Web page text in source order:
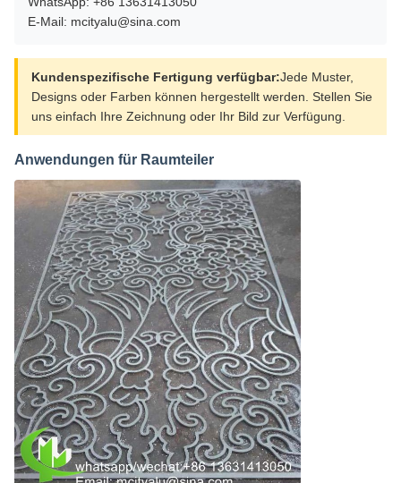
E-Mail: mcityalu@sina.com
Kundenspezifische Fertigung verfügbar:Jede Muster,
Designs oder Farben können hergestellt werden. Stellen Sie
uns einfach Ihre Zeichnung oder Ihr Bild zur Verfügung.
Anwendungen für Raumteiler